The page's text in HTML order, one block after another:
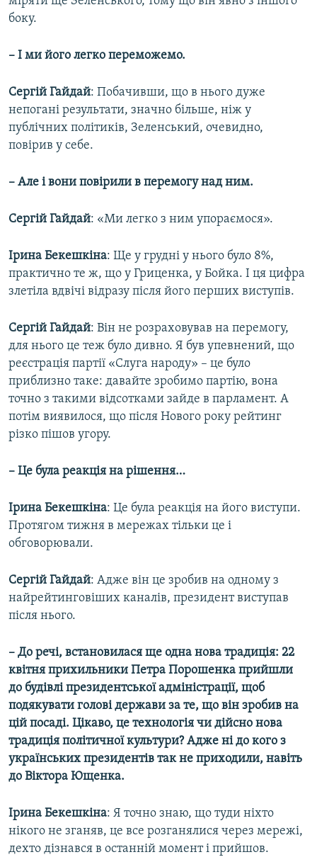
боку.
– І ми його легко переможемо.
Сергій Гайдай: Побачивши, що в нього дуже
непогані результати, значно більше, ніж у
публічних політиків, Зеленський, очевидно,
повірив у себе.
– Але і вони повірили в перемогу над ним.
Сергій Гайдай: «Ми легко з ним упораємося».
Ірина Бекешкіна: Ще у грудні у нього було 8%,
практично те ж, що у Гриценка, у Бойка. І ця цифра
злетіла вдвічі відразу після його перших виступів.
Сергій Гайдай: Він не розраховував на перемогу,
для нього це теж було дивно. Я був упевнений, що
реєстрація партії «Слуга народу» – це було
приблизно таке: давайте зробимо партію, вона
точно з такими відсотками зайде в парламент. А
потім виявилося, що після Нового року рейтинг
різко пішов угору.
– Це була реакція на рішення…
Ірина Бекешкіна: Це була реакція на його виступи.
Протягом тижня в мережах тільки це і
обговорювали.
Сергій Гайдай: Адже він це зробив на одному з
найрейтинговіших каналів, президент виступав
після нього.
– До речі, встановилася ще одна нова традиція: 22
квітня прихильники Петра Порошенка прийшли
до будівлі президентської адміністрації, щоб
подякувати голові держави за те, що він зробив на
цій посаді. Цікаво, це технологія чи дійсно нова
традиція політичної культури? Адже ні до кого з
українських президентів так не приходили, навіть
до Віктора Ющенка.
Ірина Бекешкіна: Я точно знаю, що туди ніхто
нікого не зганяв, це все розганялися через мережі,
дехто дізнався в останній момент і прийшов.